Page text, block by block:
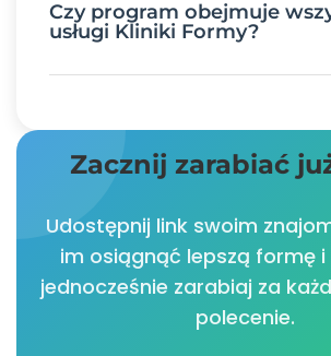
Czy program obejmuje
usługi Kliniki Formy?
Zacznij zarabiać
Udostępnij link swoim
im osiągnąć lepszą formę i
jednocześnie zarabiaj za
polecenie.